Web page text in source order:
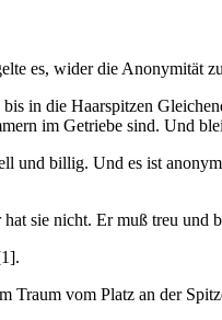
es, wider die Anonymität
in die Haarspitzen
im Getriebe sind. Und
und billig. Und es ist
sie nicht. Er muß treu und
Traum vom Platz an der